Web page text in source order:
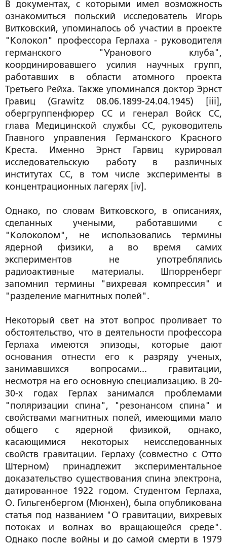
В документах, с которыми имел возможность
ознакомиться польский исследователь Игорь
Витковский, упоминалось об участии в проекте
"Колокол" профессора Герлаха - руководителя
германского "Уранового клуба",
координировавшего усилия научных групп,
работавших в области атомного проекта
Третьего Рейха. Также упоминался доктор Эрнст
Гравиц (Grawitz 08.06.1899-24.04.1945) [iii],
обергруппенфюрер СС и генерал Войск СС,
глава Медицинской службы СС, руководитель
Главного управления Германского Красного
Креста. Именно Эрнст Гарвиц курировал
исследовательскую работу в различных
институтах СС, в том числе эксперименты в
концентрационных лагерях [iv].
Однако, по словам Витковского, в описаниях,
сделанных учеными, работавшими с
"Колоколом", не использовались термины
ядерной физики, а во время самих
экспериментов не употреблялись
радиоактивные материалы. Шпорренберг
запомнил термины "вихревая компрессия" и
"разделение магнитных полей".
Некоторый свет на этот вопрос проливает то
обстоятельство, что в деятельности профессора
Герлаха имеются эпизоды, которые дают
основания отнести его к разряду ученых,
занимавшихся вопросами... гравитации,
несмотря на его основную специализацию. В 20-
30-х годах Герлах занимался проблемами
"поляризации спина", "резонансом спина" и
свойствами магнитных полей, имеющими мало
общего с ядерной физикой, однако,
касающимися некоторых неисследованных
свойств гравитации. Герлаху (совместно с Отто
Штерном) принадлежит экспериментальное
доказательство существования спина электрона,
датированное 1922 годом. Студентом Герлаха,
О. Гильгенбергом (Мюнхен), была опубликована
статья под названием "О гравитации, вихревых
потоках и волнах во вращающейся среде".
Однако после войны и до самой смерти в 1979